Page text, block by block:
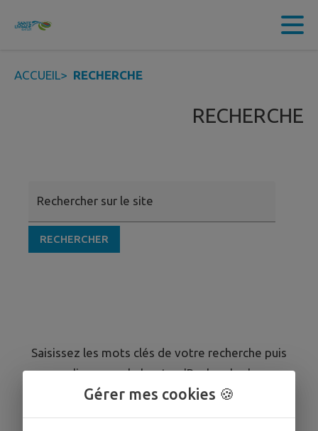
Contenu
ACCUEIL> RECHERCHE
RECHERCHE
Rechercher sur le site
RECHERCHER
Saisissez les mots clés de votre recherche puis
cliquez sur le bouton 'Rechercher'
Gérer mes cookies 🍪